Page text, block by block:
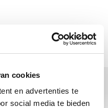
cookies
en advertenties te
social media te bieden
is
is
is